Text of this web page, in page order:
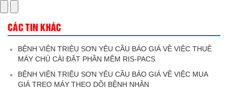
CÁC TIN KHÁC
BỆNH VIỆN TRIỆU SƠN YÊU CẦU BÁO GIÁ VỀ VIỆC THUÊ
MÁY CHỦ CÀI ĐẶT PHẦN MỀM RIS-PACS
BỆNH VIỆN TRIỆU SƠN YÊU CẦU BÁO GIÁ VỀ VIỆC MUA
GIÁ TREO MÁY THEO DÕI BỆNH NHÂN